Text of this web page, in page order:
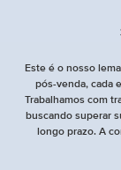
Este é o nosso
pós-venda, cada
Trabalhamos com
buscando superar
longo prazo. A